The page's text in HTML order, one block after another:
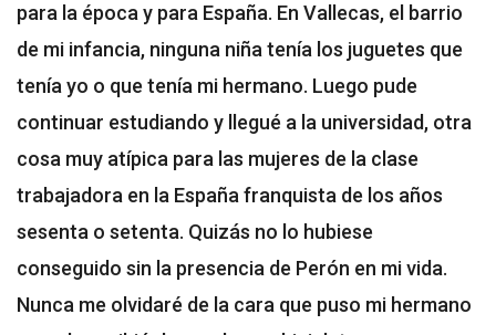
para la época y para España. En Vallecas, el barrio
de mi infancia, ninguna niña tenía los juguetes que
tenía yo o que tenía mi hermano. Luego pude
continuar estudiando y llegué a la universidad, otra
cosa muy atípica para las mujeres de la clase
trabajadora en la España franquista de los años
sesenta o setenta. Quizás no lo hubiese
conseguido sin la presencia de Perón en mi vida.
Nunca me olvidaré de la cara que puso mi hermano